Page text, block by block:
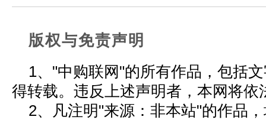
版权与免责声明
1、"中购联网"的所有作品，包括
得转载。违反上述声明者，本网将依
2、凡注明"来源：非本站"的作品